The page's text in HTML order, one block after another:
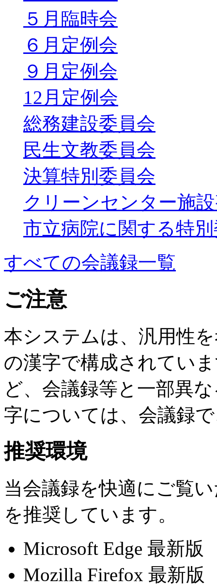
５月臨時会
６月定例会
９月定例会
12月定例会
総務建設委員会
民生文教委員会
決算特別委員会
クリーンセンター施
市立病院に関する特
すべての会議録一覧
ご注意
本システムは、汎用性
の漢字で構成されてい
ど、会議録等と一部異
字については、会議録
推奨環境
当会議録を快適にご覧
を推奨しています。
Microsoft Edge 最新版
Mozilla Firefox 最新版